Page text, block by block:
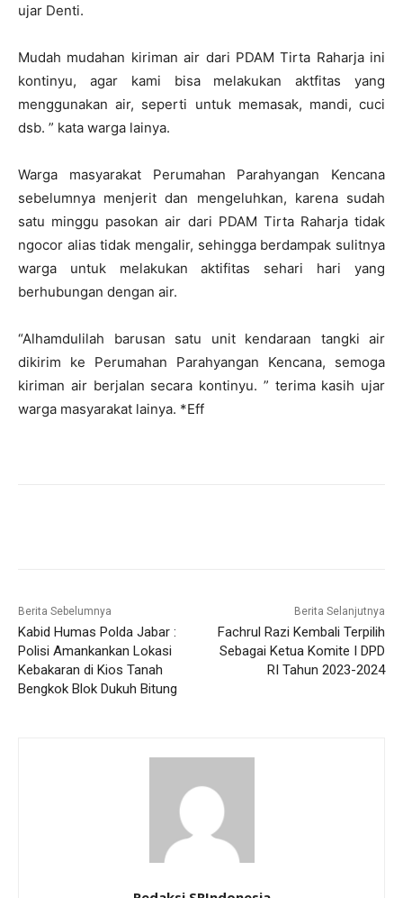
ujar Denti.
Mudah mudahan kiriman air dari PDAM Tirta Raharja ini
kontinyu, agar kami bisa melakukan aktfitas yang
menggunakan air, seperti untuk memasak, mandi, cuci
dsb. ” kata warga lainya.
Warga masyarakat Perumahan Parahyangan Kencana
sebelumnya menjerit dan mengeluhkan, karena sudah
satu minggu pasokan air dari PDAM Tirta Raharja tidak
ngocor alias tidak mengalir, sehingga berdampak sulitnya
warga untuk melakukan aktifitas sehari hari yang
berhubungan dengan air.
“Alhamdulilah barusan satu unit kendaraan tangki air
dikirim ke Perumahan Parahyangan Kencana, semoga
kiriman air berjalan secara kontinyu. ” terima kasih ujar
warga masyarakat lainya. *Eff
Berita Sebelumnya
Kabid Humas Polda Jabar :
Polisi Amankankan Lokasi
Kebakaran di Kios Tanah
Bengkok Blok Dukuh Bitung
Berita Selanjutnya
Fachrul Razi Kembali Terpilih
Sebagai Ketua Komite I DPD
RI Tahun 2023-2024